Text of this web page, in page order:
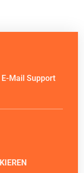
Mail Support